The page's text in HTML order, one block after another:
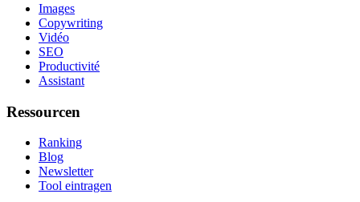
Images
Copywriting
Vidéo
SEO
Productivité
Assistant
Ressourcen
Ranking
Blog
Newsletter
Tool eintragen